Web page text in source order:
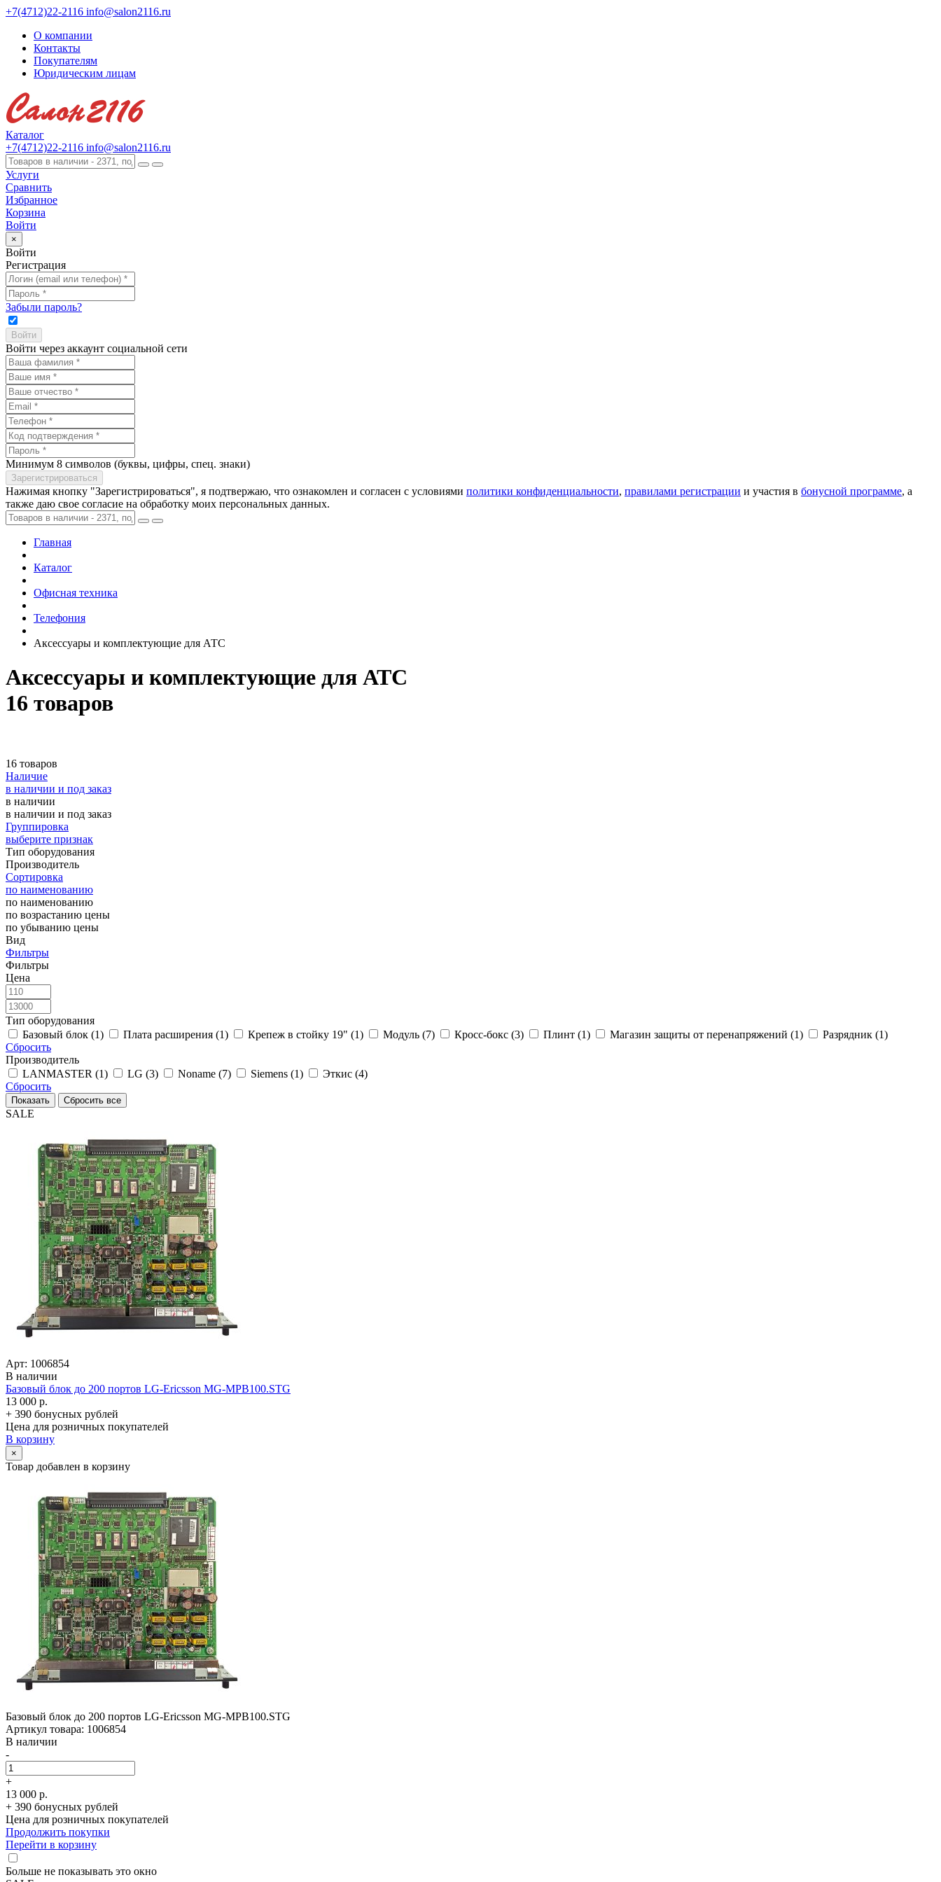
+7(4712)22-2116 info@salon2116.ru
О компании
Контакты
Покупателям
Юридическим лицам
Каталог
+7(4712)22-2116 info@salon2116.ru
Услуги
Сравнить
Избранное
Корзина
Войти
×
Войти
Регистрация
Забыли пароль?
Войти через аккаунт социальной сети
Минимум 8 символов (буквы, цифры, спец. знаки)
Нажимая кнопку "Зарегистрироваться", я подтвержаю, что ознакомлен и согласен с условиями политики конфиденциальности, правилами регистрации и участия в бонусной программе, а
также даю свое согласие на обработку моих персональных данных.
Главная
Каталог
Офисная техника
Телефония
Аксессуары и комплектующие для АТС
Аксессуары и комплектующие для АТС
16 товаров
16 товаров
Наличие
в наличии и под заказ
в наличии
в наличии и под заказ
Группировка
выберите признак
Тип оборудования
Производитель
Сортировка
по наименованию
по наименованию
по возрастанию цены
по убыванию цены
Вид
Фильтры
Фильтры
Цена
Тип оборудования
Базовый блок (1)
Плата расширения (1) Крепеж в стойку 19" (1) Модуль (7) Кросс-бокс (3) Плинт (1) Магазин защиты от перенапряжений (1)
Разрядник (1)
Сбросить
Производитель
LANMASTER (1)
LG (3) Noname (7) Siemens (1)
Эткис (4)
Сбросить
SALE
Арт: 1006854
В наличии
Базовый блок до 200 портов LG-Ericsson MG-MPB100.STG
13 000 р.
+ 390 бонусных рублей
Цена для розничных покупателей
В корзину
×
Товар добавлен в корзину
Базовый блок до 200 портов LG-Ericsson MG-MPB100.STG
Артикул товара: 1006854
В наличии
-
+
13 000 р.
+ 390 бонусных рублей
Цена для розничных покупателей
Продолжить покупки
Перейти в корзину
Больше не показывать это окно